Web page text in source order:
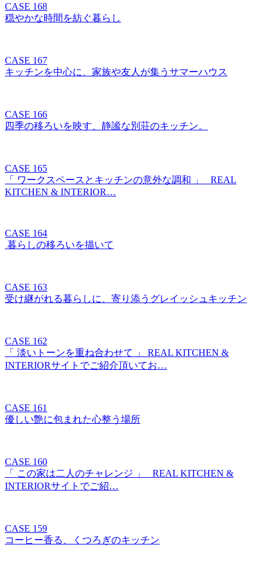
CASE 168
穏やかな時間を紡ぐ暮らし
CASE 167
キッチンを中心に、家族や友人が集うサマーハウス
CASE 166
四季の移ろいを映す、静謐な別荘のキッチン。
CASE 165
「 ワークスペースとキッチンの意外な調和 」 REAL
KITCHEN & INTERIOR…
CASE 164
暮らしの移ろいを描いて
CASE 163
受け継がれる暮らしに、寄り添うグレイッシュキッチン
CASE 162
「 淡いトーンを重ね合わせて 」 REAL KITCHEN &
INTERIORサイトでご紹介頂いてお…
CASE 161
優しい艶に包まれた心整う場所
CASE 160
「 この家は二人のチャレンジ 」 REAL KITCHEN &
INTERIORサイトでご紹…
CASE 159
コーヒー香る、くつろぎのキッチン